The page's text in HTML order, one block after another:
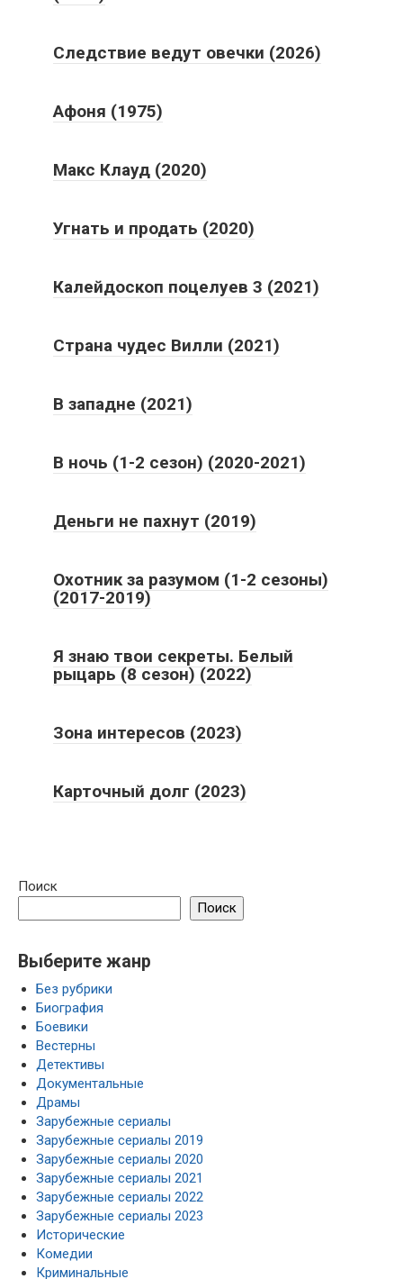
Следствие ведут овечки (2026)
Афоня (1975)
Макс Клауд (2020)
Угнать и продать (2020)
Калейдоскоп поцелуев 3 (2021)
Страна чудес Вилли (2021)
В западне (2021)
В ночь (1-2 сезон) (2020-2021)
Деньги не пахнут (2019)
Охотник за разумом (1-2 сезоны)
(2017-2019)
Я знаю твои секреты. Белый
рыцарь (8 сезон) (2022)
Зона интересов (2023)
Карточный долг (2023)
Поиск
Поиск
Выберите жанр
Без рубрики
Биография
Боевики
Вестерны
Детективы
Документальные
Драмы
Зарубежные сериалы
Зарубежные сериалы 2019
Зарубежные сериалы 2020
Зарубежные сериалы 2021
Зарубежные сериалы 2022
Зарубежные сериалы 2023
Исторические
Комедии
Криминальные